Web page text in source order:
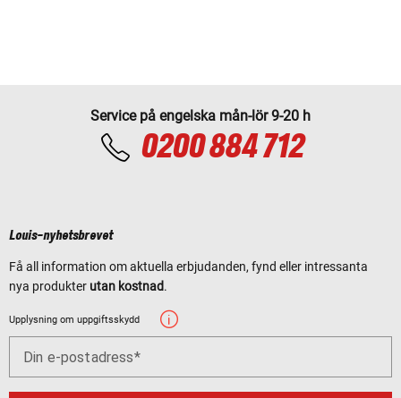
Service på engelska mån-lör 9-20 h
0200 884 712
Louis-nyhetsbrevet
Få all information om aktuella erbjudanden, fynd eller intressanta
nya produkter utan kostnad.
Upplysning om uppgiftsskydd
Din e-postadress